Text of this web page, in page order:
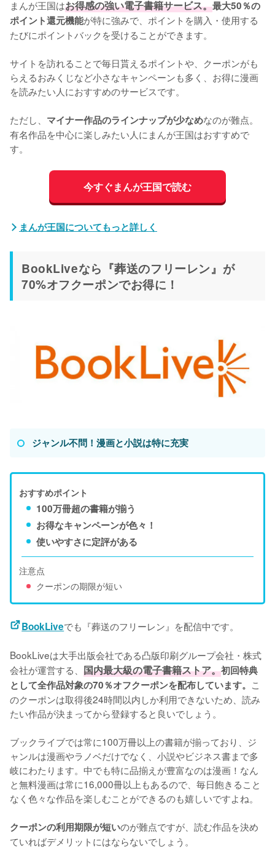
まんが王国はお得感の強い電子書籍サービス。最大50％の
ポイント還元機能が特に強みで、ポイントを購入・使用する
たびにポイントバックを受けることができます。
サイトを訪れることで毎日貰えるポイントや、クーポンがも
らえるおみくじなど小さなキャンペーンも多く、お得に漫画
を読みたい人におすすめのサービスです。
ただし、 マイナー作品のラインナップが少なめなのが難点。
有名作品を中心に楽しみたい人にまんが王国はおすすめで
す。
今すぐまんが王国で読む
まんが王国についてもっと詳しく
BookLiveなら『葬送のフリーレン』が
70%オフクーポンでお得に！
ジャンル不問！漫画と小説は特に充実
おすすめポイント
100万冊超の書籍が揃う
お得なキャンペーンが色々！
使いやすさに定評がある
注意点
クーポンの期限が短い
BookLiveでも『葬送のフリーレン』を配信中です。
BookLiveは大手出版会社である凸版印刷グループ会社・株式
会社が運営する、 国内最大級の電子書籍ストア。初回特典
として全作品対象の70％オフクーポンを配布しています。 こ
のクーポンは取得後24時間以内しか利用できないため、読み
たい作品が決まってから登録すると良いでしょう。
ブックライブでは常に100万冊以上の書籍が揃っており、ジ
ャンルは漫画やラノベだけでなく、小説やビジネス書まで多
岐にわたります。中でも特に品揃えが豊富なのは漫画！なん
と無料漫画は常に16,000冊以上もあるので、毎日飽きること
なく色々な作品を楽しむことができるのも嬉しいですよね。
クーポンの利用期限が短いのが難点ですが、読む作品を決め
ていればデメリットにはならないでしょう。